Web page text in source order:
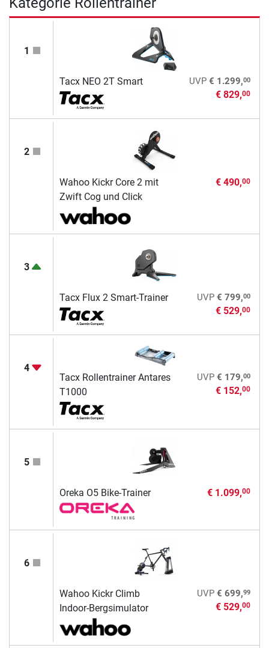
1
Tacx NEO 2T Smart UVP € 1.299,00
€ 829,00
2
Wahoo Kickr Core 2 mit
Zwift Cog und Click
€ 490,00
3
Tacx Flux 2 Smart-Trainer UVP € 799,00
€ 529,00
4
Tacx Rollentrainer Antares
T1000
UVP € 179,00
€ 152,00
5
Oreka O5 Bike-Trainer € 1.099,00
6
Wahoo Kickr Climb
Indoor-Bergsimulator
UVP € 699,99
€ 529,00